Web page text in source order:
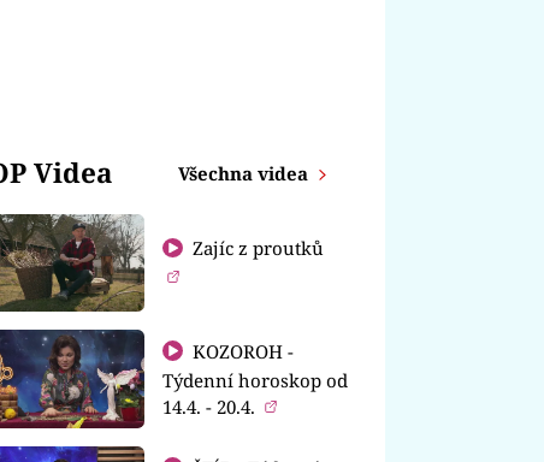
Videa Všechna videa
Zajíc z proutků
KOZOROH -
Týdenní horoskop od
14.4. - 20.4.